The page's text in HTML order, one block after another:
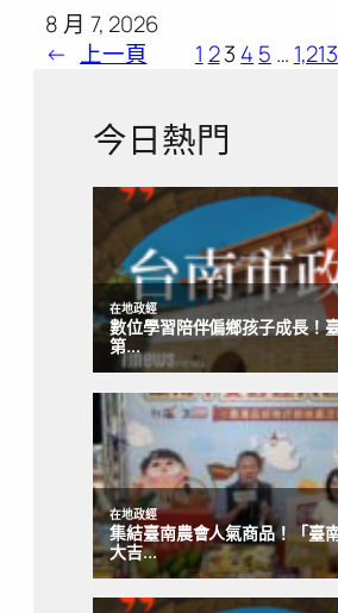
8 月 7, 2026
← 上一頁 1 23 4 5 … 1,213
今日熱門